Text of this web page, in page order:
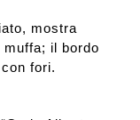
mostra
il bordo
fori.